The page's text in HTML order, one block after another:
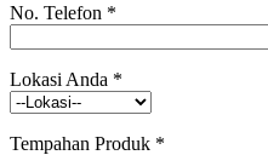
No. Telefon *
Lokasi Anda *
Tempahan Produk *